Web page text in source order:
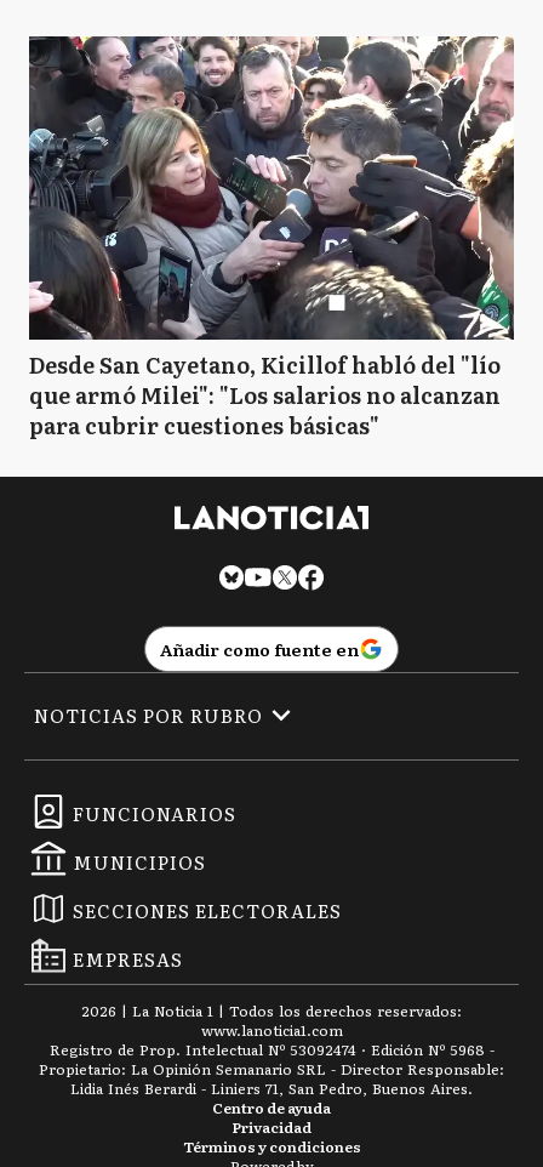
Desde San Cayetano, Kicillof habló del "lío
que armó Milei": "Los salarios no alcanzan
para cubrir cuestiones básicas"
Añadir como fuente en
FUNCIONARIOS
MUNICIPIOS
SECCIONES ELECTORALES
EMPRESAS
NOTICIAS POR RUBRO
2026 | La Noticia 1 | Todos los derechos reservados:
www.lanoticia1.com
Registro de Prop. Intelectual Nº 53092474 · Edición Nº 5968 -
Propietario: La Opinión Semanario SRL - Director Responsable:
Lidia Inés Berardi - Liniers 71, San Pedro, Buenos Aires.
Términos y condiciones
Privacidad
Centro de ayuda